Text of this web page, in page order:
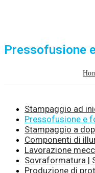
Pressofusione
Stampaggio ad
Pressofusione e
Stampaggio a
Componenti di
Lavorazione
Sovraformatura |
Produzione di